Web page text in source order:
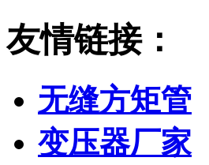
友情链接：
无缝方矩管
变压器厂家